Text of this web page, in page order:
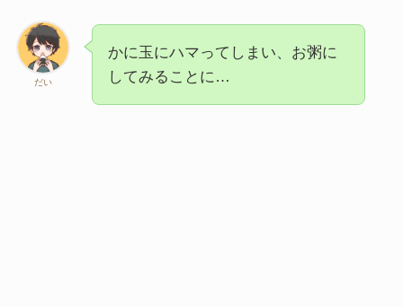
Instagram
TikTok
だい
かに玉にハマってしまい、お粥に
してみることに…